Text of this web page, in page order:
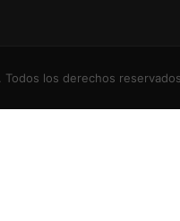
los derechos